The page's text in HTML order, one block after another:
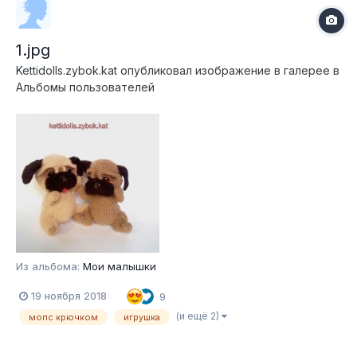
1.jpg
Kettidolls.zybok.kat опубликовал изображение в галерее в
Альбомы пользователей
Из альбома: Мои малышки
19 ноября 2018 9
мопс крючком игрушка (и ещё 2)